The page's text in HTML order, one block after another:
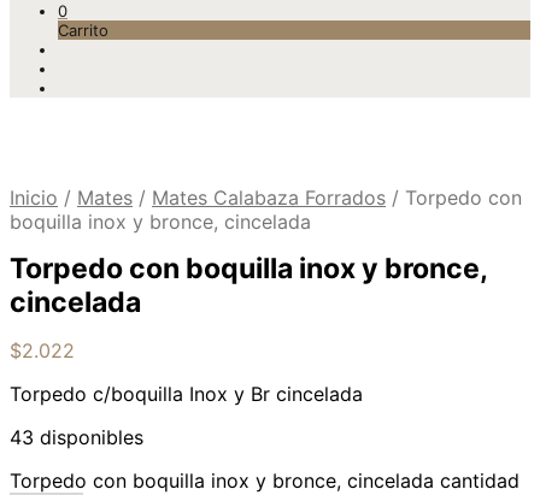
0
Carrito
Inicio / Mates / Mates Calabaza Forrados / Torpedo con
boquilla inox y bronce, cincelada
Torpedo con boquilla inox y bronce,
cincelada
$2.022
Torpedo c/boquilla Inox y Br cincelada
43 disponibles
Torpedo con boquilla inox y bronce, cincelada cantidad